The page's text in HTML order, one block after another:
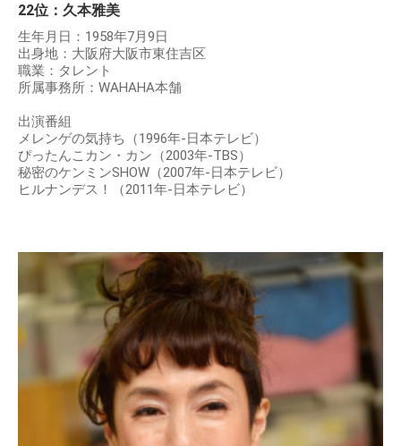
22位：久本雅美
生年月日：1958年7月9日
出身地：大阪府大阪市東住吉区
職業：タレント
所属事務所：WAHAHA本舗
出演番組
メレンゲの気持ち（1996年-日本テレビ）
ぴったんこカン・カン（2003年-TBS）
秘密のケンミンSHOW（2007年-日本テレビ）
ヒルナンデス！（2011年-日本テレビ）